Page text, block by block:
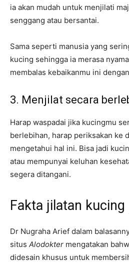
ia akan mudah untuk menjilati
senggang atau bersantai.
Sama seperti manusia yang
kucing sehingga ia merasa
membalas kebaikanmu ini
3. Menjilat secara
Harap waspadai jika kucingmu
berlebihan, harap periksakan ke
mengetahui hal ini. Bisa jadi
atau mempunyai keluhan
segera ditangani.
Fakta jilatan
Dr Nugraha Arief dalam
situs Alodokter mengatakan
didesain khusus untuk